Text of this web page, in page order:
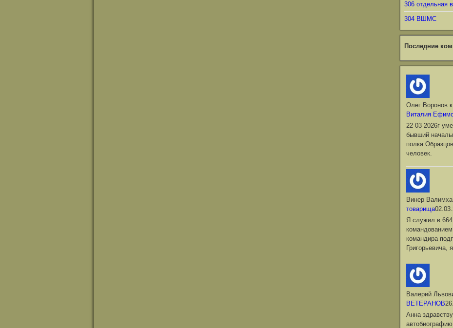
306 отдельная
304 ВШМС
Последние
Олег Вороновк
Виталия
22 03 2026г
бывший
человек.
Винер
товарища
Я служил в
командира
Валерий
ВЕТЕРАНОВ
Анна